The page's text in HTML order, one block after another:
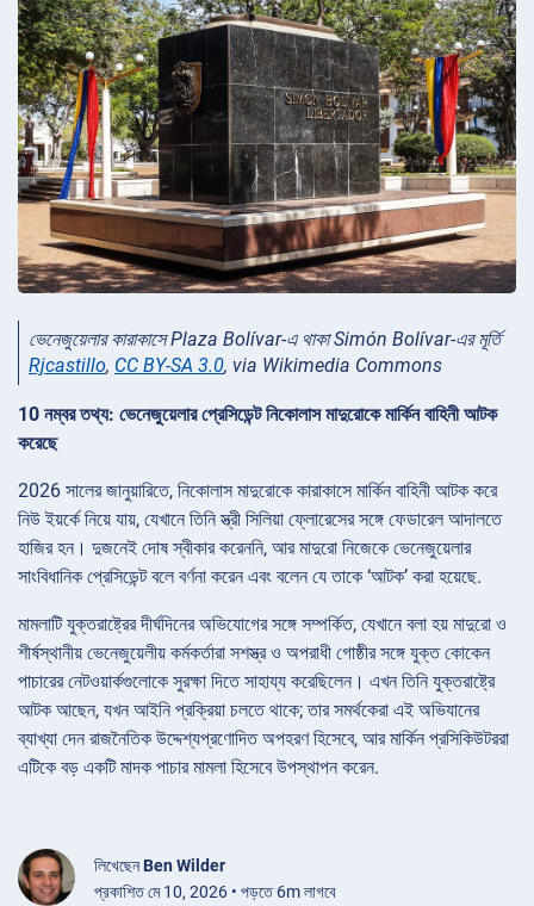
ভেনেজুয়েলার কারাকাসে Plaza Bolívar-এ থাকা Simón Bolívar-এর মূর্তি
Rjcastillo, CC BY-SA 3.0, via Wikimedia Commons
10 নম্বর তথ্য: ভেনেজুয়েলার প্রেসিডেন্ট নিকোলাস মাদুরোকে মার্কিন বাহিনী আটক
করেছে
2026 সালের জানুয়ারিতে, নিকোলাস মাদুরোকে কারাকাসে মার্কিন বাহিনী আটক করে
নিউ ইয়র্কে নিয়ে যায়, যেখানে তিনি স্ত্রী সিলিয়া ফ্লোরেসের সঙ্গে ফেডারেল আদালতে
হাজির হন। দুজনেই দোষ স্বীকার করেননি, আর মাদুরো নিজেকে ভেনেজুয়েলার
সাংবিধানিক প্রেসিডেন্ট বলে বর্ণনা করেন এবং বলেন যে তাকে ‘আটক’ করা হয়েছে.
মামলাটি যুক্তরাষ্ট্রের দীর্ঘদিনের অভিযোগের সঙ্গে সম্পর্কিত, যেখানে বলা হয় মাদুরো ও
শীর্ষস্থানীয় ভেনেজুয়েলীয় কর্মকর্তারা সশস্ত্র ও অপরাধী গোষ্ঠীর সঙ্গে যুক্ত কোকেন
পাচারের নেটওয়ার্কগুলোকে সুরক্ষা দিতে সাহায্য করেছিলেন। এখন তিনি যুক্তরাষ্ট্রে
আটক আছেন, যখন আইনি প্রক্রিয়া চলতে থাকে; তার সমর্থকেরা এই অভিযানের
ব্যাখ্যা দেন রাজনৈতিক উদ্দেশ্যপ্রণোদিত অপহরণ হিসেবে, আর মার্কিন প্রসিকিউটররা
এটিকে বড় একটি মাদক পাচার মামলা হিসেবে উপস্থাপন করেন.
লিখেছেনBen Wilder
প্রকাশিত মে 10, 2026 • পড়তে 6m লাগবে